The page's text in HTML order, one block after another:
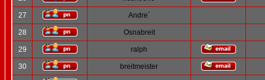
27 Andre´
28 Osnabreit
29 ralph
30 breitmeister